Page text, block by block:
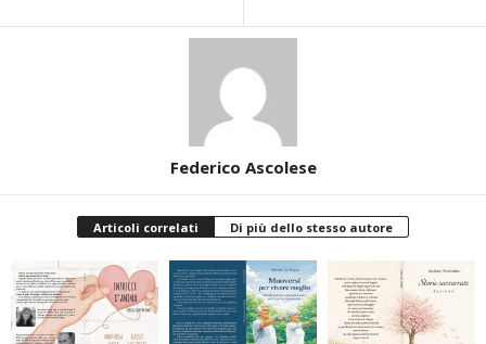
Federico Ascolese
Articoli correlati Di più dello stesso autore